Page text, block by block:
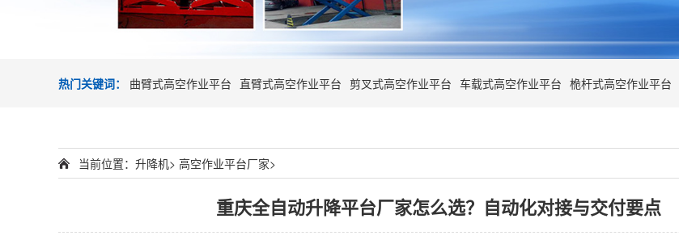
热门关键词： 曲臂式高空作业平台 直臂式高空作业平台 剪叉式高空作业平台 车载式高空作业平台 桅杆式高空作业平台
当前位置： 升降机> 高空作业平台厂家>
重庆全自动升降平台厂家怎么选？自动化对接与交付要点